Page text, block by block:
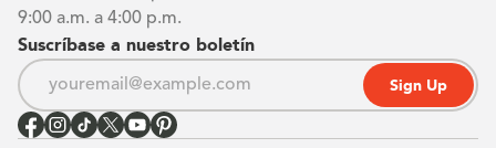
9:00 a.m. a 4:00 p.m.
Suscríbase a nuestro boletín
Sign Up